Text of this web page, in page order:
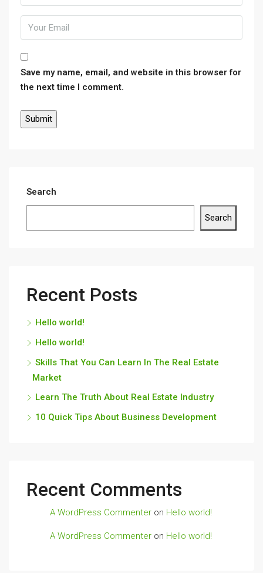
Save my name, email, and website in this browser for
the next time I comment.
Search
Search
Recent Posts
Hello world!
Hello world!
Skills That You Can Learn In The Real Estate
Market
Learn The Truth About Real Estate Industry
10 Quick Tips About Business Development
Recent Comments
A WordPress Commenter on Hello world!
A WordPress Commenter on Hello world!